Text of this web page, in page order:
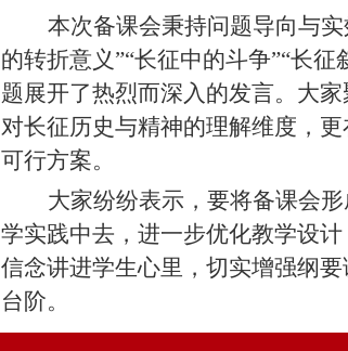
本次备课会秉持问题导向与
的转折意义”“长征中的斗争”“长
题展开了热烈而深入的发言。 大
对长征历史与精神的理解维度，
可行方案。
大家纷纷表示，要将备课会
学实践中去，进一步优化教学设
信念讲进学生心里，切实增强纲
台阶。